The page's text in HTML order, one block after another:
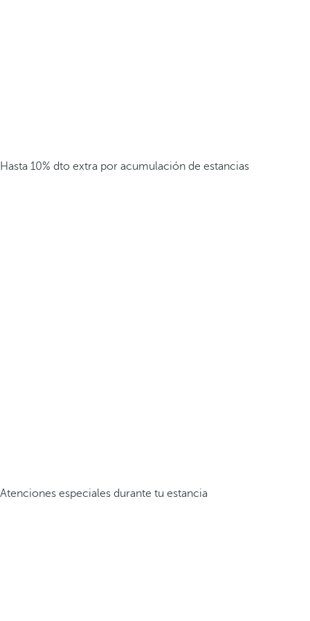
Hasta 10% dto extra por acumulación de estancias
Atenciones especiales durante tu estancia